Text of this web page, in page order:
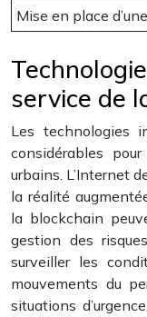
Mise en place
service de
Les technologies
considérables
urbains. L’Internet
la réalité
la blockchain
gestion des
surveiller les
mouvements du
situations